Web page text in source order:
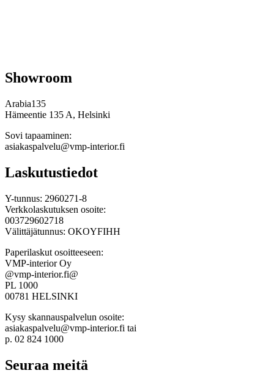
Showroom
Arabia135
Hämeentie 135 A, Helsinki
Sovi tapaaminen:
asiakaspalvelu@vmp-interior.fi
Laskutustiedot
Y-tunnus: 2960271-8
Verkkolaskutuksen osoite:
003729602718
Välittäjätunnus: OKOYFIHH
Paperilaskut osoitteeseen:
VMP-interior Oy
@vmp-interior.fi@
PL 1000
00781 HELSINKI
Kysy skannauspalvelun osoite:
asiakaspalvelu@vmp-interior.fi tai
p. 02 824 1000
Seuraa meitä